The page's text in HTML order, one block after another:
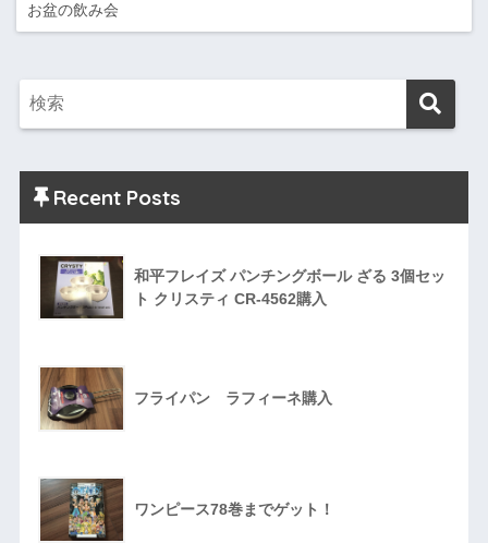
お盆の飲み会
Recent Posts
和平フレイズ パンチングボール ざる 3個セッ
ト クリスティ CR-4562購入
フライパン ラフィーネ購入
ワンピース78巻までゲット！